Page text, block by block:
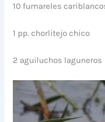
10 fumareles
1 pp. chorlitejo chico
2 aguiluchos laguneros